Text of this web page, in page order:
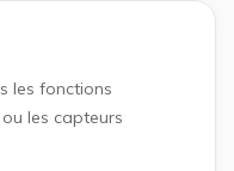
les fonctions
les capteurs